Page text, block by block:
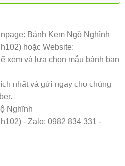
Bánh Kem Ngộ Nghĩnh
hoặc Website:
xem và lựa chọn mẫu bánh bạn
nhất và gửi ngay cho chúng
Nghĩnh
- Zalo: 0982 834 331 -